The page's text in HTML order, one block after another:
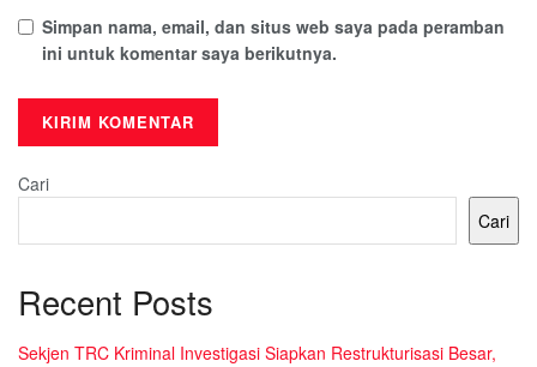
Simpan nama, email, dan situs web saya pada peramban
ini untuk komentar saya berikutnya.
Cari
Cari
Recent Posts
Sekjen TRC Kriminal Investigasi Siapkan Restrukturisasi Besar,